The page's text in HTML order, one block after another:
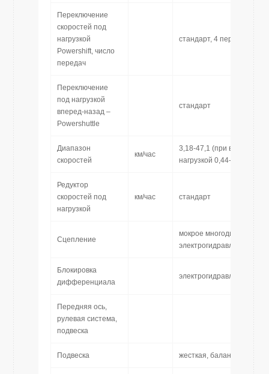
Переключение
скоростей под
нагрузкой
Powershift, число
передач
стандарт, 4 передачи
Переключение
под нагрузкой
вперед-назад –
Powershuttle
стандарт
Диапазон
скоростей
км/час
3,18-47,1 (при включеном
нагрузкой 0,44-2,9)
Редуктор
скоростей под
нагрузкой
км/час стандарт
Сцепление
мокрое многодисковое,
электрогидравлическое
Блокировка
дифференциала
электрогидравлическая
Передняя ось,
рулевая система,
подвеска
Подвеска жесткая, балансирующая